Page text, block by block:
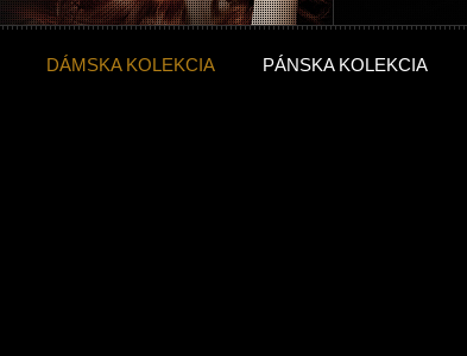
DÁMSKA KOLEKCIA PÁNSKA KOLEKCIA